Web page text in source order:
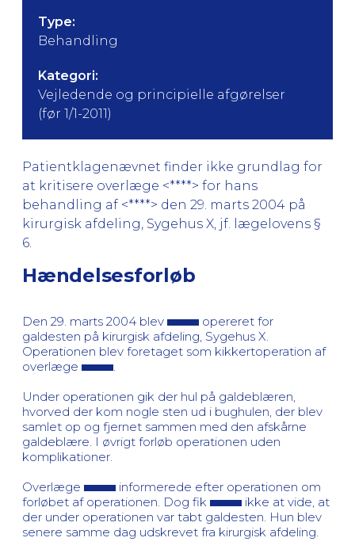
Type:
Behandling
Kategori:
Vejledende og principielle afgørelser
(før 1/1-2011)
Patientklagenævnet finder ikke grundlag for
at kritisere overlæge <****> for hans
behandling af <****> den 29. marts 2004 på
kirurgisk afdeling, Sygehus X, jf. lægelovens §
6.
Hændelsesforløb
Den 29. marts 2004 blev
opereret for
galdesten på kirurgisk afdeling, Sygehus X.
Operationen blev foretaget som kikkertoperation af
overlæge
Under operationen gik der hul på galdeblæren,
hvorved der kom nogle sten ud i bughulen, der blev
samlet op og fjernet sammen med den afskårne
galdeblære. I øvrigt forløb operationen uden
komplikationer.
Overlæge
informerede efter operationen om
forløbet af operationen. Dog fik
ikke at vide, at
der under operationen var tabt galdesten. Hun blev
senere samme dag udskrevet fra kirurgisk afdeling.